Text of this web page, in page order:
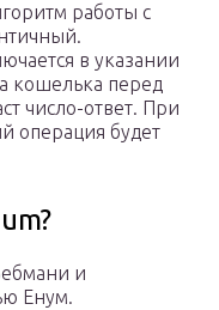
работы с
в указании
кошелька перед
число-ответ. При
операция будет
и
Енум.